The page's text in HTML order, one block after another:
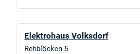
Elektrohaus Volksdorf
Rehblöcken 5